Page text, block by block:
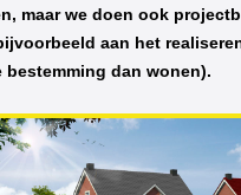
maar we doen ook
aan het
dan wonen).